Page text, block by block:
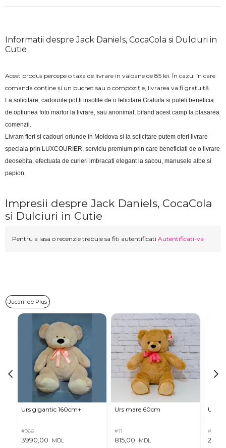
Informatii despre Jack Daniels, CocaCola si Dulciuri in
Cutie
Acest produs percepe o taxa de livrare in valoane de 85 lei. În cazul în care
comanda conține și un buchet sau o compoziție, livrarea va fi gratuită.
La solicitare, cadourile pot fi insotite de o felicitare Gratuita si puteti beneficia
de optiunea foto martor la livrare, sau anonimat, bifand acest camp la plasarea
comenzii.
Livram flori si cadouri oriunde in Moldova si la solicitare putem oferi livrare
speciala prin LUXCOURIER, serviciu premium prin care beneficiati de o livrare
deosebita, efectuata de curieri imbracati elegant la sacou, manusele albe si
papion.
Impresii despre Jack Daniels, CocaCola
si Dulciuri in Cutie
Pentru a lasa o recenzie trebuie sa fiti autentificati Autentificati-va
Jucarii de Plus
Urs gigantic 160cm↑
#966
3990,00 MDL
Urs mare 60cm
#11
815,00 MDL
Urs
#4939